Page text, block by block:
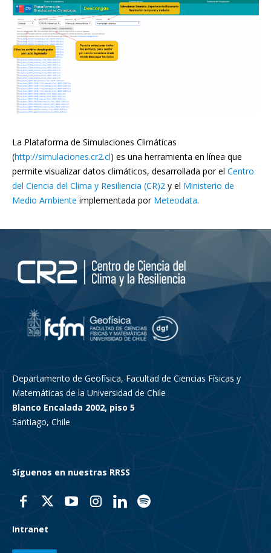
La Plataforma de Simulaciones Climáticas
(http://simulaciones.cr2.cl) es una herramienta en línea que
permite visualizar datos climáticos, desarrollada por el Centro
del Ciencia del Clima y Resiliencia (CR)2 y el Ministerio de
Medio Ambiente implementada por Meteodata.
Departamento de Geofísica, Facultad de Ciencias Físicas y
Matemáticas de la Universidad de Chile
Blanco Encalada 2002, piso 5
Santiago, Chile
Síguenos en nuestras RRSS
Intranet